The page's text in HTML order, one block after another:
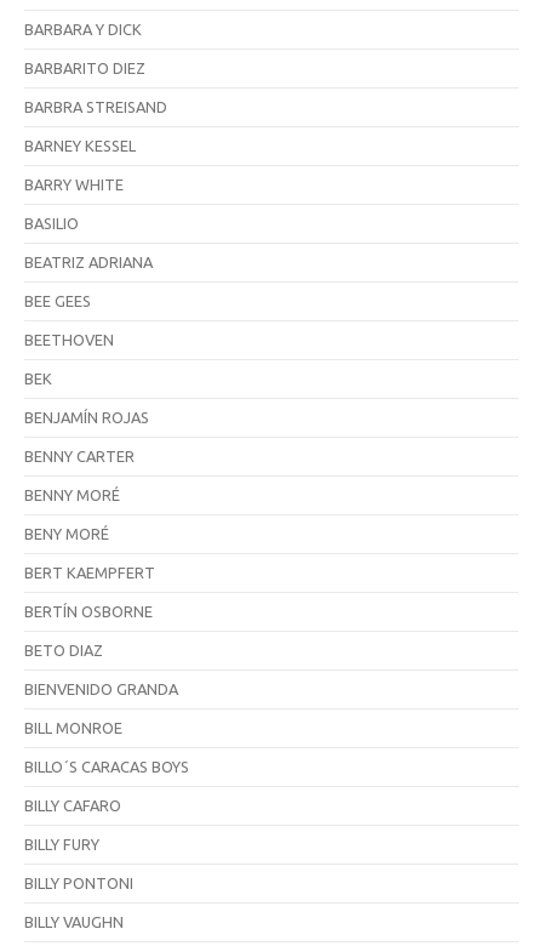
BARBARA Y DICK
BARBARITO DIEZ
BARBRA STREISAND
BARNEY KESSEL
BARRY WHITE
BASILIO
BEATRIZ ADRIANA
BEE GEES
BEETHOVEN
BEK
BENJAMÍN ROJAS
BENNY CARTER
BENNY MORÉ
BENY MORÉ
BERT KAEMPFERT
BERTÍN OSBORNE
BETO DIAZ
BIENVENIDO GRANDA
BILL MONROE
BILLO´S CARACAS BOYS
BILLY CAFARO
BILLY FURY
BILLY PONTONI
BILLY VAUGHN